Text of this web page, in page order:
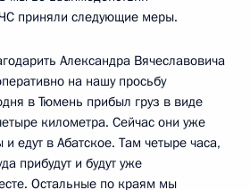
приняли следующие меры.
Александра Вячеславовича
на нашу просьбу
в Тюмень прибыл груз в виде
километра. Сейчас они уже
едут в Абатское. Там четыре часа,
прибудут и будут уже
Остальные по краям мы